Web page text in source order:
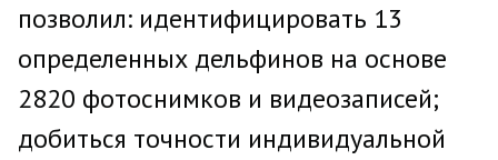
позволил: идентифицировать 13
определенных дельфинов на основе
2820 фотоснимков и видеозаписей;
добиться точности индивидуальной